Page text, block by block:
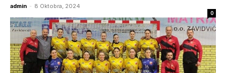
admin - 8 Oktobra, 2024
0